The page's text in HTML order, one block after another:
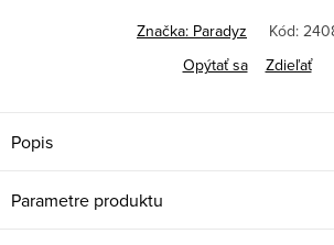
Značka: Paradyz Kód:
Opýtať sa
Zdieľať
Popis
Parametre produktu